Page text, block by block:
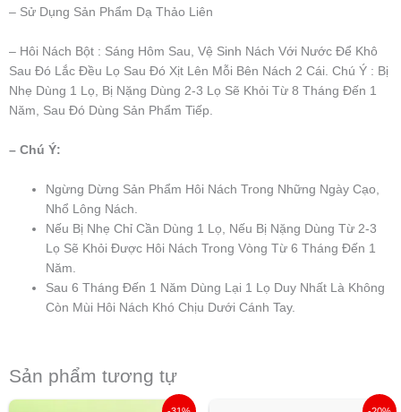
– Sử Dụng Sản Phẩm Dạ Thảo Liên
– Hôi Nách Bột : Sáng Hôm Sau, Vệ Sinh Nách Với Nước Để Khô
Sau Đó Lắc Đều Lọ Sau Đó Xịt Lên Mỗi Bên Nách 2 Cái. Chú Ý : Bị
Nhẹ Dùng 1 Lọ, Bị Nặng Dùng 2-3 Lọ Sẽ Khỏi Từ 8 Tháng Đến 1
Năm, Sau Đó Dùng Sản Phẩm Tiếp.
– Chú Ý:
Ngừng Dừng Sản Phẩm Hôi Nách Trong Những Ngày Cạo,
Nhổ Lông Nách.
Nếu Bị Nhẹ Chỉ Cần Dùng 1 Lọ, Nếu Bị Nặng Dùng Từ 2-3
Lọ Sẽ Khỏi Được Hôi Nách Trong Vòng Từ 6 Tháng Đến 1
Năm.
Sau 6 Tháng Đến 1 Năm Dùng Lại 1 Lọ Duy Nhất Là Không
Còn Mùi Hôi Nách Khó Chịu Dưới Cánh Tay.
Sản phẩm tương tự
Giá